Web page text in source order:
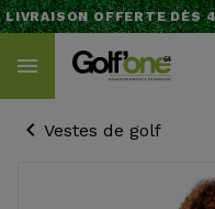
OFFERTE DÈS
Vestes de golf